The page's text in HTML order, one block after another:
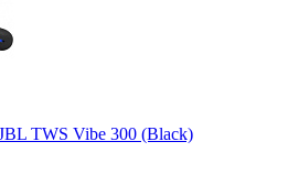
TWS Vibe 300 (Black)